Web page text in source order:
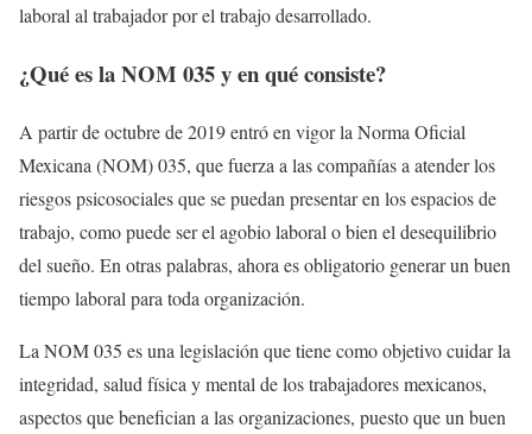
laboral al trabajador por el trabajo desarrollado.
¿Qué es la NOM 035 y en qué consiste?
A partir de octubre de 2019 entró en vigor la Norma Oficial
Mexicana (NOM) 035, que fuerza a las compañías a atender los
riesgos psicosociales que se puedan presentar en los espacios de
trabajo, como puede ser el agobio laboral o bien el desequilibrio
del sueño. En otras palabras, ahora es obligatorio generar un buen
tiempo laboral para toda organización.
La NOM 035 es una legislación que tiene como objetivo cuidar la
integridad, salud física y mental de los trabajadores mexicanos,
aspectos que benefician a las organizaciones, puesto que un buen